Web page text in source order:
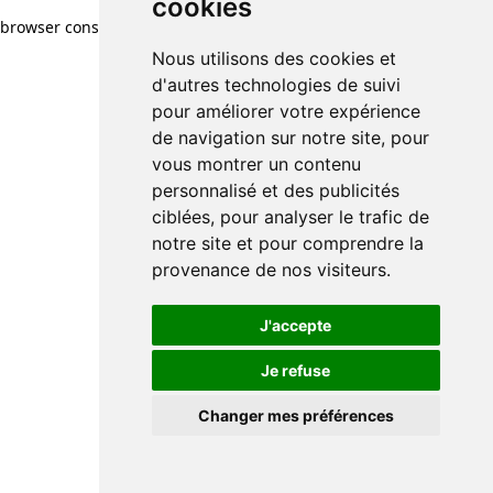
cookies
Nous utilisons des cookies et
d'autres technologies de suivi
pour améliorer votre expérience
de navigation sur notre site, pour
vous montrer un contenu
personnalisé et des publicités
ciblées, pour analyser le trafic de
notre site et pour comprendre la
provenance de nos visiteurs.
J'accepte
Je refuse
Changer mes préférences
browser console for more information)